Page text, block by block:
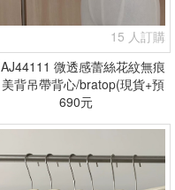
15 人訂購
AJ44111 微透感蕾絲花紋無痕
美背吊帶背心/bratop(現貨+預
購)
690元